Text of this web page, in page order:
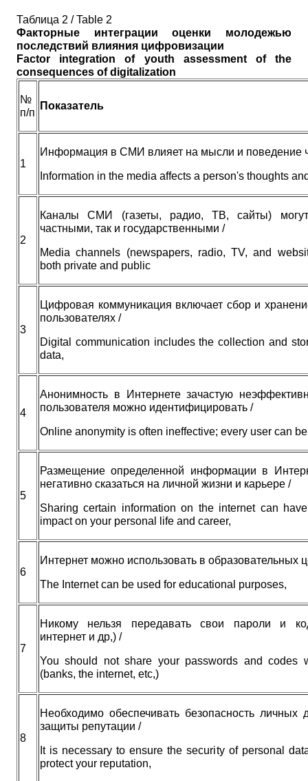
Таблица 2 / Table 2
Факторные
интеграции оценки
молодежью
последствий влияния цифровизации
Factor integration of youth assessment of the
consequences of digitalization
№
п/п
Показатель
1
Информация в СМИ влияет на мысли и поведение
Information in the media affects a person's thoughts
2
Каналы СМИ (газеты, радио, ТВ, сайты)
частными, так и государственными /
Media channels (newspapers, radio, TV, and
both private and public
3
Цифровая коммуникация включает сбор и
пользователях /
Digital communication includes the collection and
data,
4
Анонимность в Интернете зачастую
пользователя можно идентифицировать /
Online anonymity is often ineffective; every user can
5
Размещение определенной информации в
негативно сказаться на личной жизни и карьере /
Sharing certain information on the internet can
impact on your personal life and career,
6
Интернет можно использовать в образовательных
The Internet can be used for educational purposes,
7
Никому нельзя передавать свои пароли и
интернет и др,) /
You should not share your passwords and codes
(banks, the internet, etc,)
8
Необходимо обеспечивать безопасность личных
защиты репутации /
It is necessary to ensure the security of personal
protect your reputation,